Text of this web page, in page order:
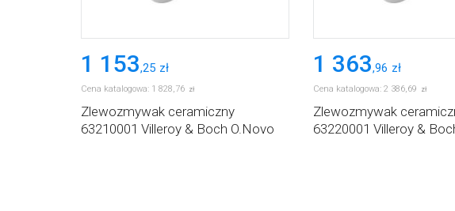
1 153,25 zł
Cena katalogowa: 1 828,76 zł
Zlewozmywak ceramiczny
63210001 Villeroy & Boch O.Novo
1 363,96 zł
Cena katalogowa: 2 386,69 zł
Zlewozmywak
63220001 Villeroy &